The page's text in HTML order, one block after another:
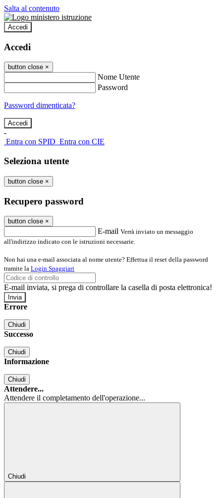
Salta al contenuto
Accedi
Accedi
button close ×
Nome Utente
Password
Password dimenticata?
-
Entra con SPID Entra con CIE
Seleziona utente
button close ×
Recupero password
button close ×
E-mail Verrà inviato un messaggio
all'indirizzo indicato con le istruzioni necessarie.
Non hai una e-mail associata al nome utente? Effettua il reset della password
tramite la Login Spaggiari
E-mail inviata, si prega di controllare la casella di posta elettronica!
Errore
Chiudi
Successo
Chiudi
Informazione
Chiudi
Attendere...
Attendere il completamento dell'operazione...
Chiudi